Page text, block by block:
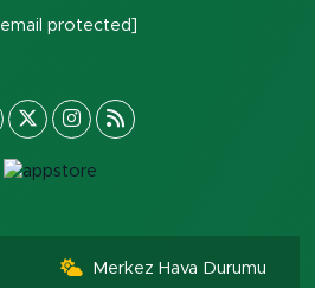
[email protected]
Merkez Hava Durumu